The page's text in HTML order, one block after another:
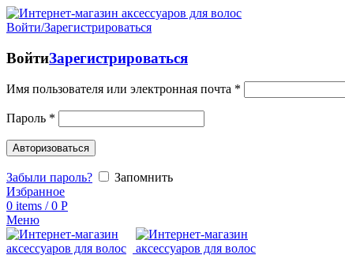
Войти/Зарегистрироваться
ВойтиЗарегистрироваться
Имя пользователя или электронная почта *
Пароль *
Авторизоваться
Забыли пароль?
Запомнить
Избранное
0 items / 0 Р
Меню